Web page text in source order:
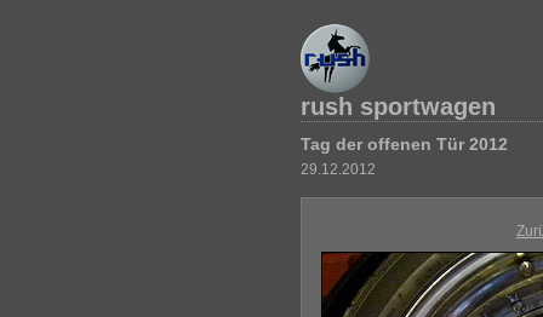
rush sportwagen
Tag der offenen Tür 2012
29.12.2012